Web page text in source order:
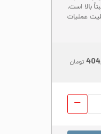
بالا است.
ولی قابلیت عملیات
تومان
ورق رول استیل 430 عرض 1000 ضخامت 0.7 مات 2B عدد